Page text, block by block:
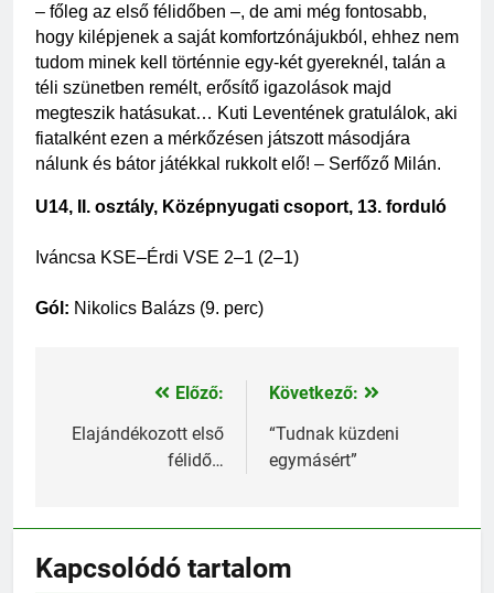
– főleg az első félidőben –, de ami még fontosabb,
hogy kilépjenek a saját komfortzónájukból, ehhez nem
tudom minek kell történnie egy-két gyereknél, talán a
téli szünetben remélt, erősítő igazolások majd
megteszik hatásukat… Kuti Leventének gratulálok, aki
fiatalként ezen a mérkőzésen játszott másodjára
nálunk és bátor játékkal rukkolt elő! – Serfőző Milán.
U14, II. osztály, Középnyugati csoport, 13. forduló
Iváncsa KSE–Érdi VSE 2–1 (2–1)
Gól: Nikolics Balázs (9. perc)
Bejegyzés
navigáció
Előző:
Elajándékozott első
félidő…
Következő:
“Tudnak küzdeni
egymásért”
Kapcsolódó tartalom